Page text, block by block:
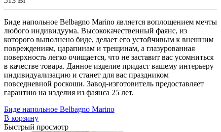
Биде напольное Belbagno Marino является воплощением мечты
любого индивидуума. Высококачественный фаянс, из
которого выполнено биде, делает его устойчивым к внешним
повреждениям, царапинам и трещинам, а глазурованная
поверхность легко очищается, что не заставит вас усомниться
в качестве товара. Данное изделие придаст вашему интерьеру
индивидуализацию и станет для вас праздником
повседневной роскоши. Завод-изготовитель предоставляет
гарантию на изделия из фаянса 25 лет.
Биде напольное Belbagno Marino
В корзину
Быстрый просмотр